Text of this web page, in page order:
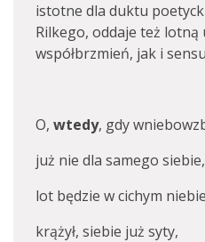
istotne dla duktu
Rilkego, oddaje też
współbrzmień, jak i
O, wtedy, gdy
już nie dla samego siebie,
lot będzie w cichym niebie
krążył, siebie już syty,